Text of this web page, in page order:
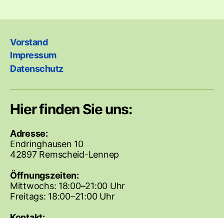
Vorstand
Impressum
Datenschutz
Hier finden Sie uns:
Adresse:
Endringhausen 10
42897 Remscheid-Lennep
Öffnungszeiten:
Mittwochs: 18:00–21:00 Uhr
Freitags: 18:00–21:00 Uhr